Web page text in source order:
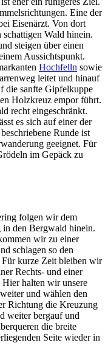
Eine der
Eisenärzt. Von dort
schattigen Wald hinein.
steigen über einen
Aussichtspunkt.
Hochfelln sowie
leitet und hinauf
die sanfte Gipfelkuppe
Holzkreuz empor führt.
recht eingeschränkt.
es sich auf einer der
Runde ist
geeignet. Für
im Gepäck zu
folgen wir dem
in den Bergwald hinein.
wir zu einer
schlagen so den
kurze Zeit bleiben wir
Rechts- und einer
halten wir unsere
und wählen den
Richtung die Kreuzung
weiter bergauf und
die breite
Seite wieder in